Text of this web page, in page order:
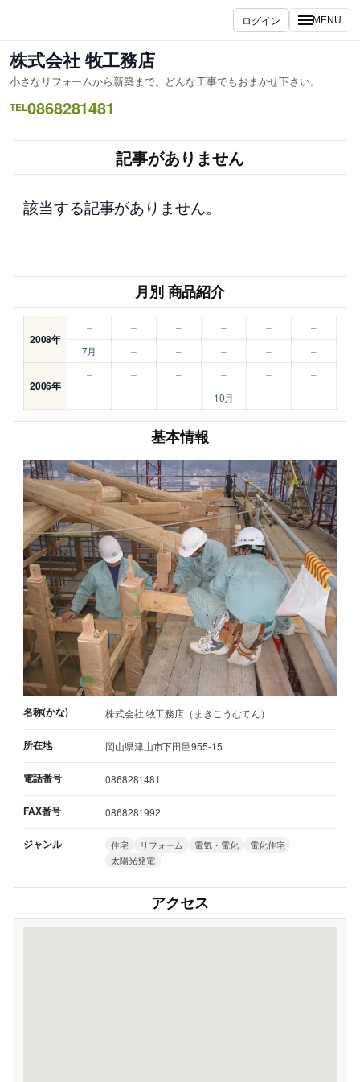
を
ス
キ
ッ
ログイン MENU
株式会社 牧工務店
小さなリフォームから新築まで。どんな工事でもおまかせ下さい。
TEL0868281481
記事がありません
該当する記事がありません。
月別 商品紹介
2008年
– – – – –
–
7月
– – – – –
2006年
– – – – –
–
–
– – 10月 – –
基本情報
名称(かな) 株式会社 牧工務店（まきこうむてん）
所在地 岡山県津山市下田邑955-15
電話番号 0868281481
FAX番号 0868281992
ジャンル 住宅 リフォーム 電気・電化
電化住宅
太陽光発電
アクセス